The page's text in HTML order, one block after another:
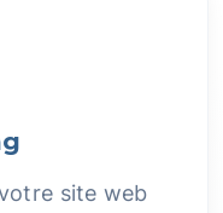
site web